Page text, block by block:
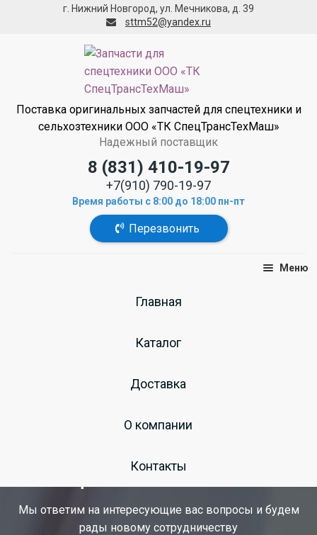
г. Нижний Новгород, ул. Мечникова, д. 39
sttm52@yandex.ru
Поставка оригинальных запчастей для спецтехники и
сельхозтехники ООО «ТК СпецТрансТехМаш»
Надежный поставщик
8 (831) 410-19-97
+7(910) 790-19-97
Время работы с 8:00 до 18:00 пн-пт
Перезвонить
Меню
Главная
Каталог
Доставка
О компании
Контакты
Оригинальные
запчасти МЗКТ
Запишитесь на консультацию у
Мы ответим на интересующие вас вопросы и будем
рады новому сотрудничеству